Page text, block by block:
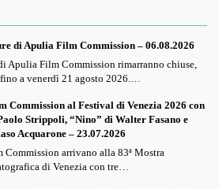
di Apulia Film Commission – 06.08.2026
Apulia Film Commission rimarranno chiuse,
fino a venerdì 21 agosto 2026.…
Commission al Festival di Venezia 2026 con
Strippoli, “Nino” di Walter Fasano e
Acquarone – 23.07.2026
arrivano alla 83ª Mostra
di Venezia con tre…